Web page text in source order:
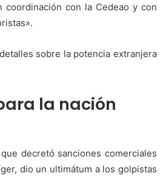
coordinación con la Cedeao y con
sobre la potencia extranjera
la nación
decretó sanciones comerciales
dio un ultimátum a los golpistas